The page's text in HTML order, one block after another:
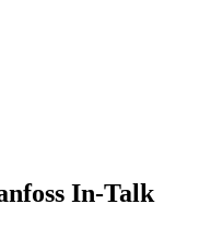
In-Talk